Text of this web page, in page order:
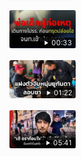
00:33
01:22
05:41